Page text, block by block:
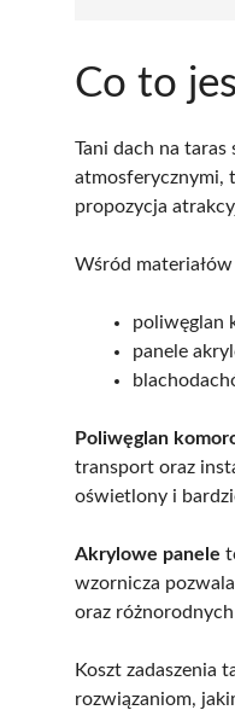
Co to
Tani dach na taras
atmosferycznymi,
propozycja
Wśród
poliwęglan
panele
Poliwęglan
transport oraz
oświetlony i
Akrylowe panele
wzornicza
oraz
Koszt zadaszenia
rozwiązaniom,